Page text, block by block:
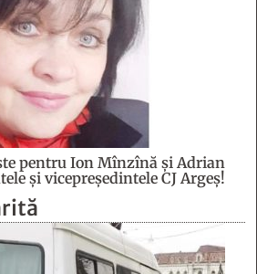
pentru Ion Mînzînă şi Adrian
şi vicepreşedintele CJ Argeş!